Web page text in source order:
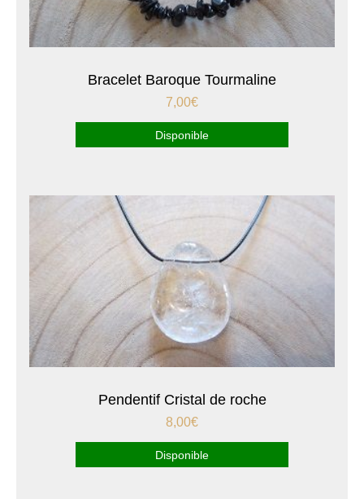
Bracelet Baroque Tourmaline
7,00€
Disponible
Pendentif Cristal de roche
8,00€
Disponible